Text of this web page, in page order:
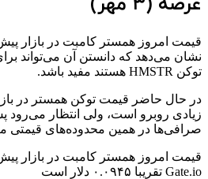
قیمت امروز همستر کامبت در بازار
نشان می‌دهد که دانستن آن می‌تواند
توکن HMSTR هستند مفید باشد.
در حال حاضر قیمت توکن همستر در
زیادی روبرو است، ولی انتظار
صرافی‌ها در همین محدوده‌های قیمتی
قیمت امروز همستر کامبت در بازار
Gate.io تقریبا ۰.۰۹۴۵ دلار است